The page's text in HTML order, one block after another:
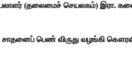
(தலைமைச் செயலகம்) இரா.
சாதனைப் பெண் விருது வழங்கி